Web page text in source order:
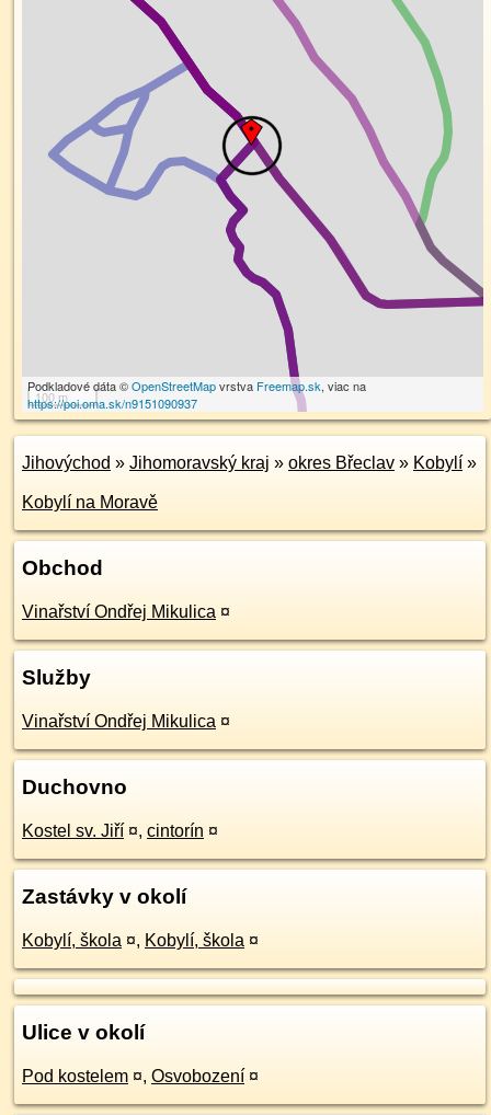
100 m
Podkladové dáta ©OpenStreetMapvrstva Freemap.sk, viac na
https://poi.oma.sk/n9151090937
Jihovýchod » Jihomoravský kraj » okres Břeclav » Kobylí »
Kobylí na Moravě
Obchod
Vinařství Ondřej Mikulica ¤
Služby
Vinařství Ondřej Mikulica ¤
Duchovno
Kostel sv. Jiří ¤, cintorín ¤
Zastávky v okolí
Kobylí, škola ¤, Kobylí, škola ¤
Ulice v okolí
Pod kostelem ¤, Osvobození ¤